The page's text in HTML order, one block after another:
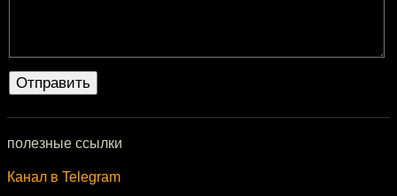
полезные ссылки
Канал в Telegram